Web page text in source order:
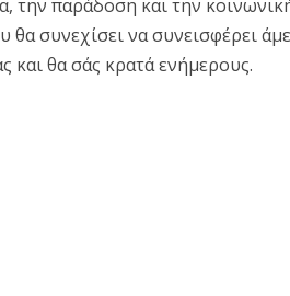
την παράδοση και την
συνεχίσει να συνεισφέρει
και θα σάς κρατά ενήμερους.